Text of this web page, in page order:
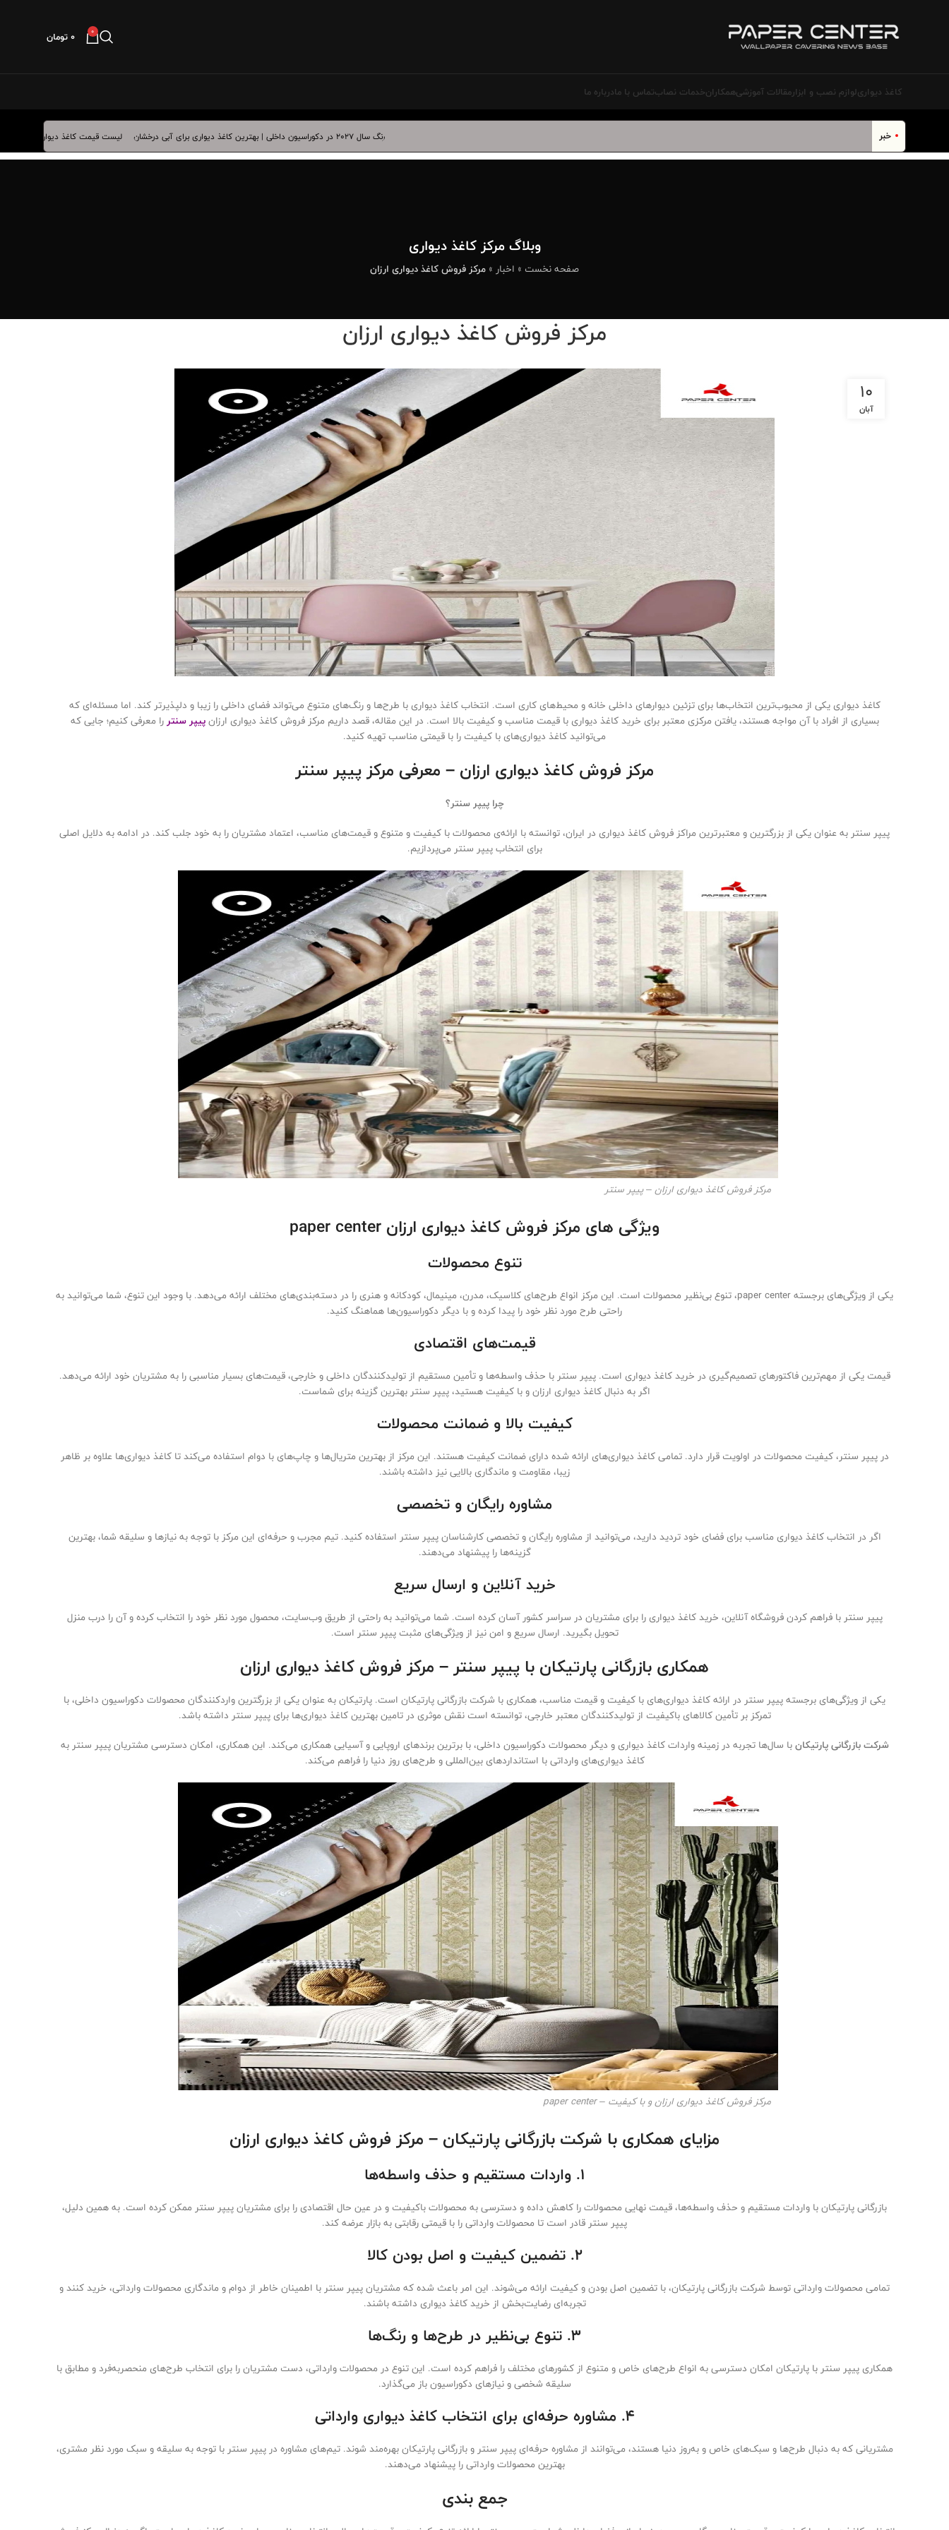
0 ۰تومان
کاغذ دیواریلوازم نصب و ابزارمقالات آموزشیهمکارانخدمات نصاب‌تماس با مادرباره ما
خبر لیست قیمت کاغذ دیواری فروردین ماه 1405
وبلاگ مرکز کاغذ دیواری
صفحه نخست » اخبار » مرکز فروش کاغذ دیواری ارزان
مرکز فروش کاغذ دیواری ارزان
10
آبان
کاغذ دیواری یکی از محبوب‌ترین انتخاب‌ها برای تزئین دیوارهای داخلی خانه و محیط‌های کاری است. انتخاب کاغذ دیواری با طرح‌ها و رنگ‌های متنوع می‌تواند فضای داخلی را زیبا و دلپذیرتر کند. اما مسئله‌ای که
بسیاری از افراد با آن مواجه هستند، یافتن مرکزی معتبر برای خرید کاغذ دیواری با قیمت مناسب و کیفیت بالا است. در این مقاله، قصد داریم مرکز فروش کاغذ دیواری ارزانپیپر سنتررا معرفی کنیم؛ جایی که
می‌توانید کاغذ دیواری‌های با کیفیت را با قیمتی مناسب تهیه کنید.
مرکز فروش کاغذ دیواری ارزان – معرفی مرکز پیپر سنتر
چرا پیپر سنتر؟
پیپر سنتر به عنوان یکی از بزرگترین و معتبرترین مراکز فروش کاغذ دیواری در ایران، توانسته با ارائه‌ی محصولات با کیفیت و متنوع و قیمت‌های مناسب، اعتماد مشتریان را به خود جلب کند. در ادامه به دلایل اصلی
برای انتخاب پیپر سنتر می‌پردازیم.
مرکز فروش کاغذ دیواری ارزان – پیپر سنتر
ویژگی های مرکز فروش کاغذ دیواری ارزان paper center
تنوع محصولات
یکی از ویژگی‌های برجسته paper center، تنوع بی‌نظیر محصولات است. این مرکز انواع طرح‌های کلاسیک، مدرن، مینیمال، کودکانه و هنری را در دسته‌بندی‌های مختلف ارائه می‌دهد. با وجود این تنوع، شما می‌توانید به
راحتی طرح مورد نظر خود را پیدا کرده و با دیگر دکوراسیون‌ها هماهنگ کنید.
قیمت‌های اقتصادی
قیمت یکی از مهم‌ترین فاکتورهای تصمیم‌گیری در خرید کاغذ دیواری است. پیپر سنتر با حذف واسطه‌ها و تأمین مستقیم از تولیدکنندگان داخلی و خارجی، قیمت‌های بسیار مناسبی را به مشتریان خود ارائه می‌دهد.
اگر به دنبال کاغذ دیواری ارزان و با کیفیت هستید، پیپر سنتر بهترین گزینه برای شماست.
کیفیت بالا و ضمانت محصولات
در پیپر سنتر، کیفیت محصولات در اولویت قرار دارد. تمامی کاغذ دیواری‌های ارائه شده دارای ضمانت کیفیت هستند. این مرکز از بهترین متریال‌ها و چاپ‌های با دوام استفاده می‌کند تا کاغذ دیواری‌ها علاوه بر ظاهر
زیبا، مقاومت و ماندگاری بالایی نیز داشته باشند.
مشاوره رایگان و تخصصی
اگر در انتخاب کاغذ دیواری مناسب برای فضای خود تردید دارید، می‌توانید از مشاوره رایگان و تخصصی کارشناسان پیپر سنتر استفاده کنید. تیم مجرب و حرفه‌ای این مرکز با توجه به نیازها و سلیقه شما، بهترین
گزینه‌ها را پیشنهاد می‌دهند.
خرید آنلاین و ارسال سریع
پیپر سنتر با فراهم کردن فروشگاه آنلاین، خرید کاغذ دیواری را برای مشتریان در سراسر کشور آسان کرده است. شما می‌توانید به راحتی از طریق وب‌سایت، محصول مورد نظر خود را انتخاب کرده و آن را درب منزل
تحویل بگیرید. ارسال سریع و امن نیز از ویژگی‌های مثبت پیپر سنتر است.
همکاری بازرگانی پارتیکان با پیپر سنتر – مرکز فروش کاغذ دیواری ارزان
یکی از ویژگی‌های برجسته پیپر سنتر در ارائه کاغذ دیواری‌های با کیفیت و قیمت مناسب، همکاری با شرکت بازرگانی پارتیکان است. پارتیکان به عنوان یکی از بزرگترین واردکنندگان محصولات دکوراسیون داخلی، با
تمرکز بر تأمین کالاهای باکیفیت از تولیدکنندگان معتبر خارجی، توانسته است نقش موثری در تامین بهترین کاغذ دیواری‌ها برای پیپر سنتر داشته باشد.
شرکت بازرگانی پارتیکانبا سال‌ها تجربه در زمینه واردات کاغذ دیواری و دیگر محصولات دکوراسیون داخلی، با برترین برندهای اروپایی و آسیایی همکاری می‌کند. این همکاری، امکان دسترسی مشتریان پیپر سنتر به
کاغذ دیواری‌های وارداتی با استانداردهای بین‌المللی و طرح‌های روز دنیا را فراهم می‌کند.
مرکز فروش کاغذ دیواری ارزان و با کیفیت – paper center
مزایای همکاری با شرکت بازرگانی پارتیکان – مرکز فروش کاغذ دیواری ارزان
1. واردات مستقیم و حذف واسطه‌ها
بازرگانی پارتیکان با واردات مستقیم و حذف واسطه‌ها، قیمت نهایی محصولات را کاهش داده و دسترسی به محصولات باکیفیت و در عین حال اقتصادی را برای مشتریان پیپر سنتر ممکن کرده است. به همین دلیل،
پیپر سنتر قادر است تا محصولات وارداتی را با قیمتی رقابتی به بازار عرضه کند.
2. تضمین کیفیت و اصل بودن کالا
تمامی محصولات وارداتی توسط شرکت بازرگانی پارتیکان، با تضمین اصل بودن و کیفیت ارائه می‌شوند. این امر باعث شده که مشتریان پیپر سنتر با اطمینان خاطر از دوام و ماندگاری محصولات وارداتی، خرید کنند و
تجربه‌ای رضایت‌بخش از خرید کاغذ دیواری داشته باشند.
3. تنوع بی‌نظیر در طرح‌ها و رنگ‌ها
همکاری پیپر سنتر با پارتیکان امکان دسترسی به انواع طرح‌های خاص و متنوع از کشورهای مختلف را فراهم کرده است. این تنوع در محصولات وارداتی، دست مشتریان را برای انتخاب طرح‌های منحصربه‌فرد و مطابق با
سلیقه شخصی و نیازهای دکوراسیون باز می‌گذارد.
4. مشاوره حرفه‌ای برای انتخاب کاغذ دیواری وارداتی
مشتریانی که به دنبال طرح‌ها و سبک‌های خاص و به‌روز دنیا هستند، می‌توانند از مشاوره حرفه‌ای پیپر سنتر و بازرگانی پارتیکان بهره‌مند شوند. تیم‌های مشاوره در پیپر سنتر با توجه به سلیقه و سبک مورد نظر مشتری،
بهترین محصولات وارداتی را پیشنهاد می‌دهند.
جمع بندی